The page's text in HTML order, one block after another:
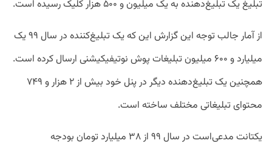
تبلیغ یک تبلیغ‌دهنده به یک میلیون و ۵۰۰ هزار کلیک رسیده است.
از آمار جالب توجه این گزارش این که یک تبلیغ‌کننده در سال ۹۹ یک
میلیارد و ۶۰۰ میلیون تبلیغات پوش نوتیفیکیشنی ارسال کرده است.
همچنین یک تبلیغ‌دهنده دیگر در پنل خود بیش از ۲ هزار و ۷۴۹
محتوای تبلیغاتی مختلف ساخته است.
یکتانت مدعی‌است در سال ۹۹ از ۳۸ میلیارد تومان بودجه